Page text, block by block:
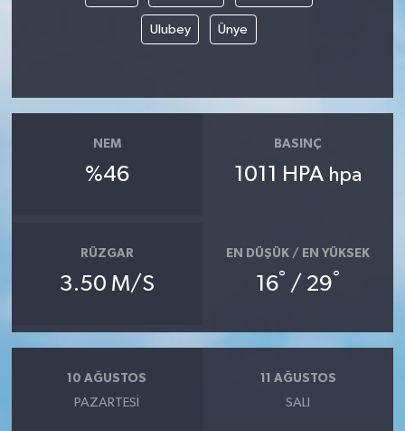
Ulubey Ünye
NEM
%46
BASINÇ
1011 HPA hpa
RÜZGAR
3.50 M/S
EN DÜŞÜK / EN YÜKSEK
16° / 29°
10 AĞUSTOS
PAZARTESI
11 AĞUSTOS
SALI